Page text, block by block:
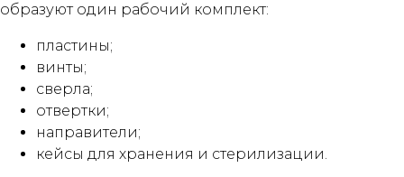
образуют один рабочий комплект:
пластины;
винты;
сверла;
отвертки;
направители;
кейсы для хранения и стерилизации.